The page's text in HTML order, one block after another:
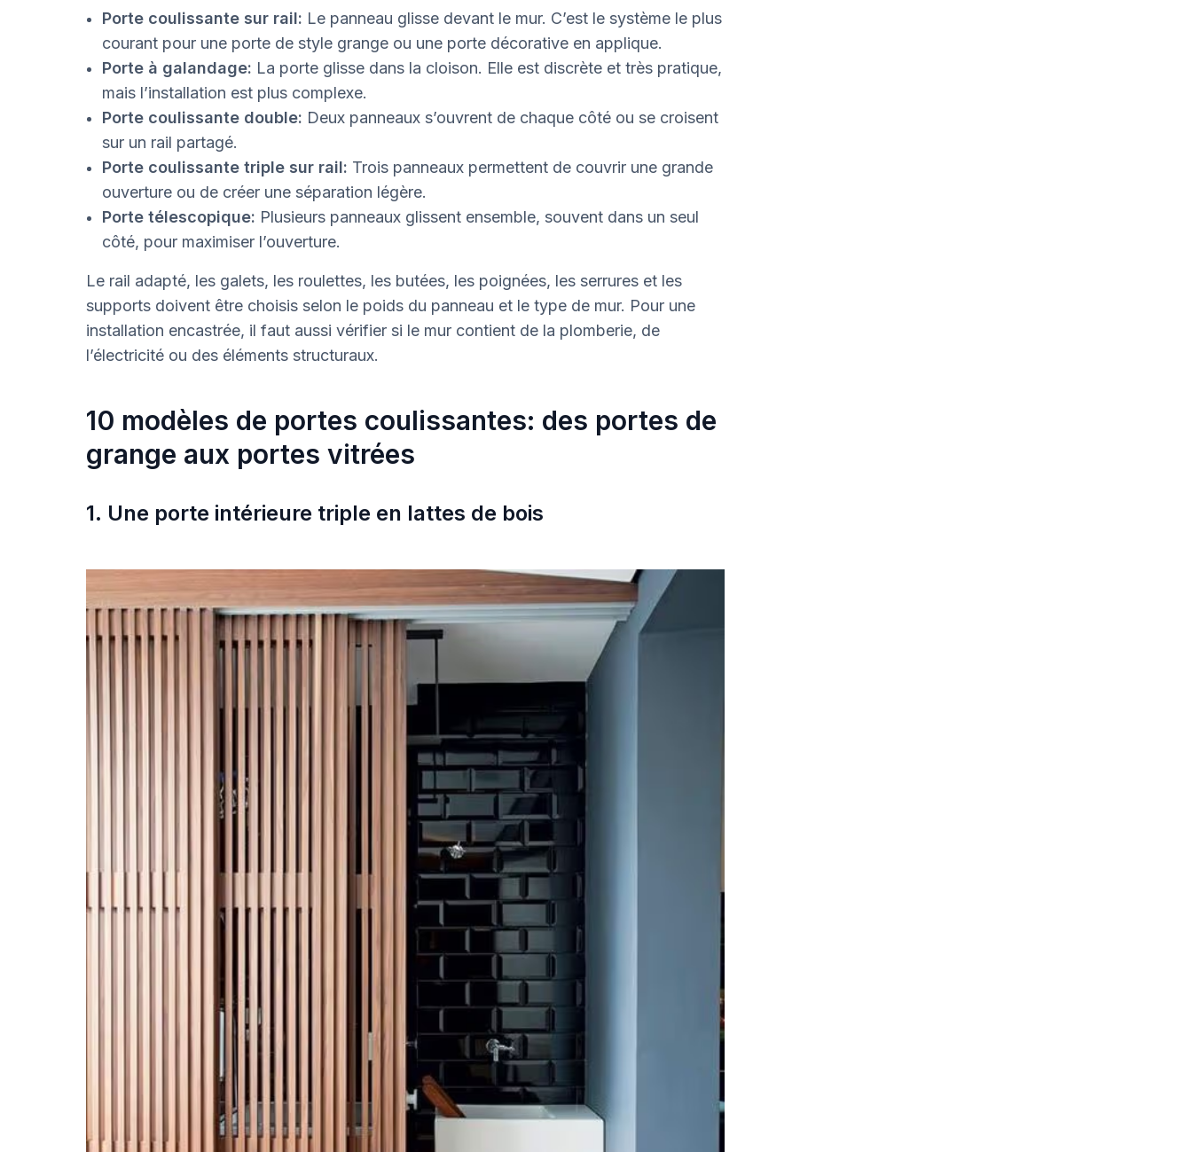
Porte coulissante sur rail: Le panneau glisse devant le mur. C’est le système le plus
courant pour une porte de style grange ou une porte décorative en applique.
Porte à galandage: La porte glisse dans la cloison. Elle est discrète et très pratique,
mais l’installation est plus complexe.
Porte coulissante double: Deux panneaux s’ouvrent de chaque côté ou se croisent
sur un rail partagé.
Porte coulissante triple sur rail: Trois panneaux permettent de couvrir une grande
ouverture ou de créer une séparation légère.
Porte télescopique: Plusieurs panneaux glissent ensemble, souvent dans un seul
côté, pour maximiser l’ouverture.
Le rail adapté, les galets, les roulettes, les butées, les poignées, les serrures et les
supports doivent être choisis selon le poids du panneau et le type de mur. Pour une
installation encastrée, il faut aussi vérifier si le mur contient de la plomberie, de
l’électricité ou des éléments structuraux.
10 modèles de portes coulissantes: des portes de
grange aux portes vitrées
1. Une porte intérieure triple en lattes de bois